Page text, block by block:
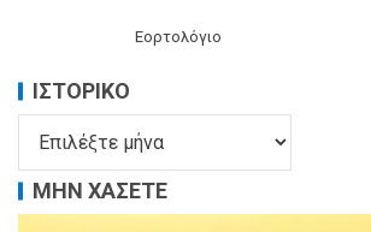
Εορτολόγιο
ΙΣΤΟΡΙΚΌ
ΜΗΝ ΧΑΣΕΤΕ